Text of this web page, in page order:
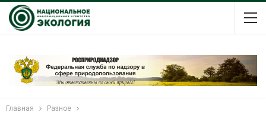
Главная Разное